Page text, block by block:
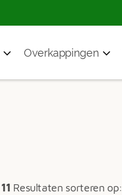
Overkappingen
11 Resultaten sorteren op: